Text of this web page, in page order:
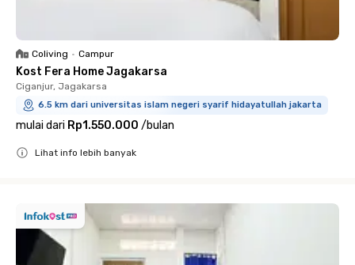
Coliving • Campur
Kost Fera Home Jagakarsa
Ciganjur, Jagakarsa
6.5 km dari universitas islam negeri syarif hidayatullah jakarta
mulai dari Rp1.550.000 /bulan
Lihat info lebih banyak